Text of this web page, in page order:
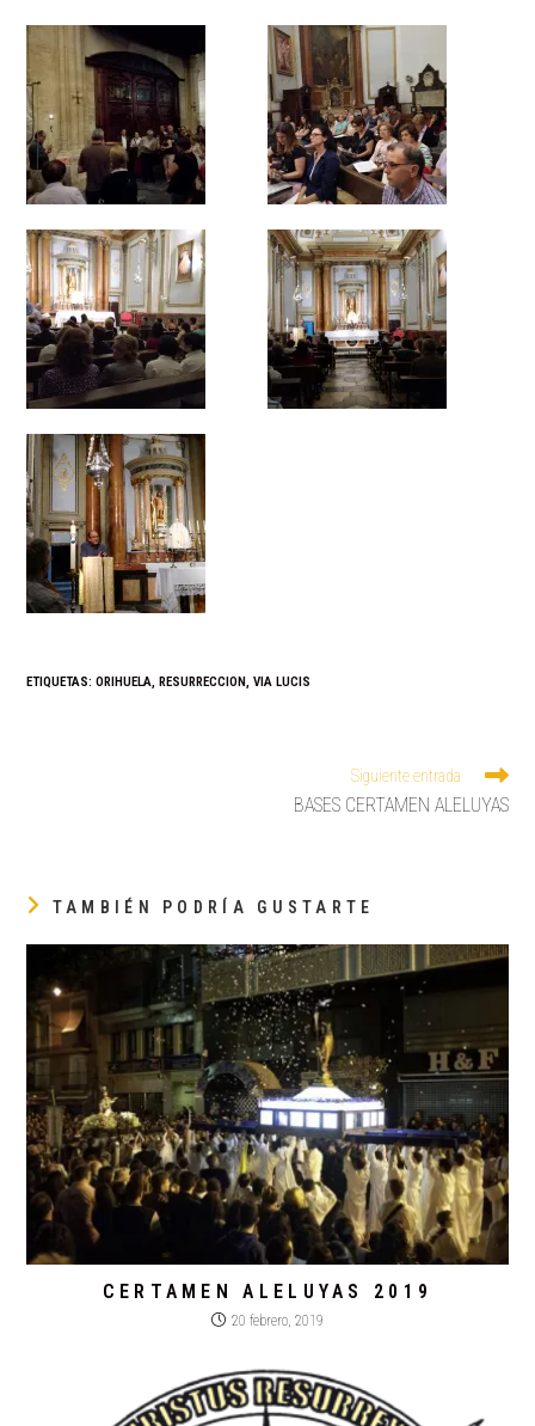
ETIQUETAS:ORIHUELA, RESURRECCION, VIA LUCIS
Siguiente entrada
BASES CERTAMEN ALELUYAS
TAMBIÉN PODRÍA GUSTARTE
CERTAMEN ALELUYAS 2019
20 febrero, 2019